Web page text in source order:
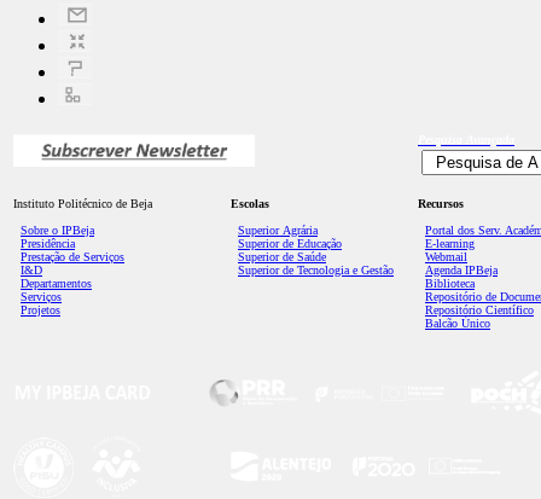
Instituto Politécnico de Beja
Sobre o IPBeja
Presidência
Prestação de Serviços
I&D
Departamentos
Serviços
Projetos
Escolas
Superior Agrária
Superior de Educação
Superior de Saúde
Superior de Tecnologia e Gestão
Recursos
Portal dos Serv.
E-learning
Webmail
Agenda IPBeja
Biblioteca
Repositório de
Repositório Científico
Balcão Único